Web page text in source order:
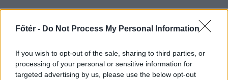
Főtér - Do Not Process My Personal Information
If you wish to opt-out of the sale, sharing to third parties, or
processing of your personal or sensitive information for
targeted advertising by us, please use the below opt-out
//még
több